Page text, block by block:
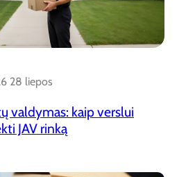
28 liepos
valdymas: kaip verslui
JAV rinką